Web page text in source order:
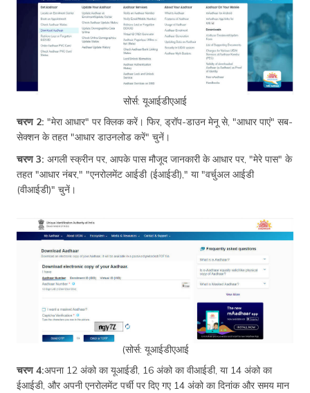
सोर्स: यूआईडीएआई
चरण 2: "मेरा आधार" पर क्लिक करें। फिर, ड्रॉप-डाउन मेनू से, "आधार पाएं" सब-
सेक्शन के तहत "आधार डाउनलोड करें" चुनें।
चरण 3: अगली स्क्रीन पर, आपके पास मौजूद जानकारी के आधार पर, "मेरे पास" के
तहत "आधार नंबर," "एनरोलमेंट आईडी (ईआईडी)," या "वर्चुअल आईडी
(वीआईडी)" चुनें।
(सोर्स: यूआईडीएआई
चरण 4:अपना 12 अंको का यूआईडी, 16 अंको का वीआईडी, या 14 अंको का
ईआईडी, और अपनी एनरोलमेंट पर्ची पर दिए गए 14 अंको का दिनांक और समय मान